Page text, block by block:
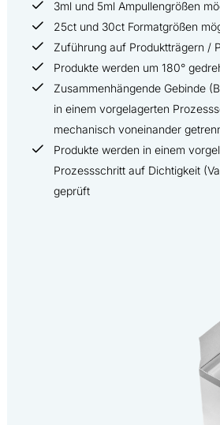
3ml und 5ml Ampullengrößen
25ct und 30ct Formatgrößen
Zuführung auf Produktträgern /
Produkte werden um 180°
Zusammenhängende Gebinde
in einem vorgelagerten
mechanisch voneinander
Produkte werden in einem
Prozessschritt auf Dichtigkeit
geprüft